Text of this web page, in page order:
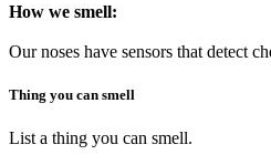
How we smell:
Our noses have sensors that detect
Thing you can smell
List a thing you can smell.